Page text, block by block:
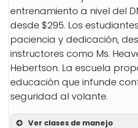
entrenamiento a nivel del
desde $295. Los
paciencia y dedicación,
instructores como Ms.
Hebertson. La escuela
educación que infunde
seguridad al volante.
Ver clases de manejo